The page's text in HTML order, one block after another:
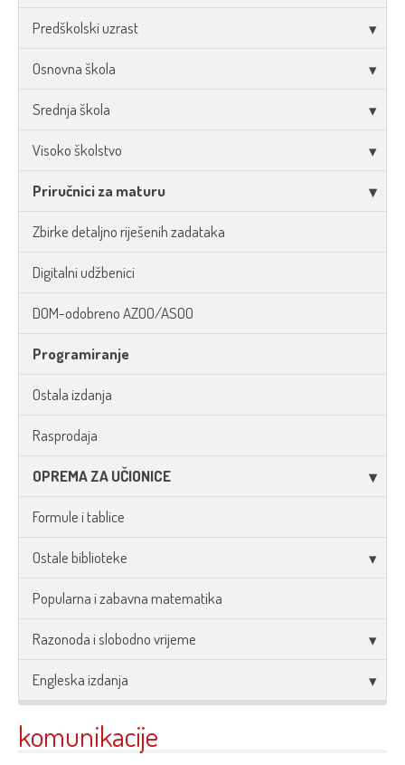
Predškolski uzrast
Osnovna škola
Srednja škola
Visoko školstvo
Priručnici za maturu
Zbirke detaljno riješenih zadataka
Digitalni udžbenici
DOM-odobreno AZOO/ASOO
Programiranje
Ostala izdanja
Rasprodaja
OPREMA ZA UČIONICE
Formule i tablice
Ostale biblioteke
Popularna i zabavna matematika
Razonoda i slobodno vrijeme
Engleska izdanja
komunikacije